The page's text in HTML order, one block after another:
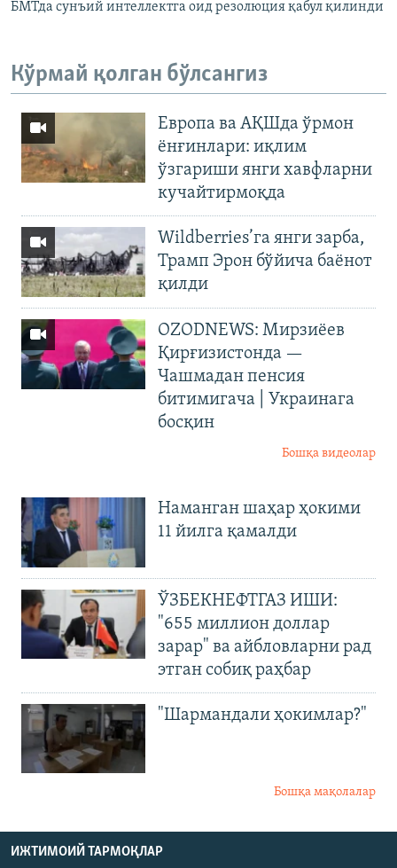
БМТда сунъий интеллектга оид резолюция қабул қилинди
Кўрмай қолган бўлсангиз
Европа ва АҚШда ўрмон
ёнғинлари: иқлим
ўзгариши янги хавфларни
кучайтирмоқда
Wildberries’га янги зарба,
Трамп Эрон бўйича баёнот
қилди
OZODNEWS: Мирзиёев
Қирғизистонда —
Чашмадан пенсия
битимигача | Украинага
босқин
Бошқа видеолар
Наманган шаҳар ҳокими
11 йилга қамалди
ЎЗБЕКНЕФТГАЗ ИШИ:
"655 миллион доллар
зарар" ва айбловларни рад
этган собиқ раҳбар
"Шармандали ҳокимлар?"
Бошқа мақолалар
ИЖТИМОИЙ ТАРМОҚЛАР